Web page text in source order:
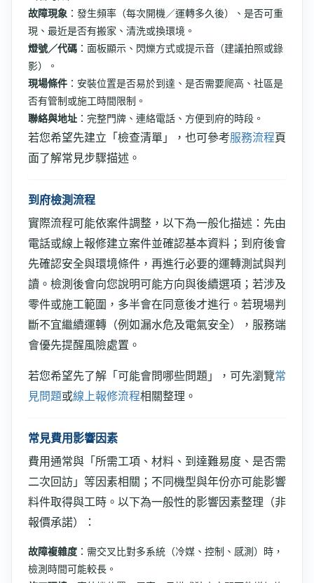
故障現象 ：發生頻率（每次開機／運轉多久後）、是否可重
現、最近是否有搬家、清洗或換環境。
燈號／代碼 ：面板顯示、閃爍方式或提示音（建議拍照或錄
影）。
現場條件 ：安裝位置是否易於到達、是否需要爬高、社區是
否有管制或施工時間限制。
聯絡與地址 ：完整門牌、連絡電話、方便到府的時段。
若您希望先建立「檢查清單」，也可參考服務流程頁
面了解常見步驟描述。
到府檢測流程
實際流程可能依案件調整，以下為一般化描述：先由
電話或線上報修建立案件並確認基本資料；到府後會
先確認安全與環境條件，再進行必要的運轉測試與判
讀。檢測後會向您說明可能方向與後續選項；若涉及
零件或施工範圍，多半會在同意後才進行。若現場判
斷不宜繼續運轉（例如漏水危及電氣安全），服務端
會優先提醒風險處置。
若您希望先了解「可能會問哪些問題」，可先瀏覽常
見問題或線上報修流程相關整理。
常見費用影響因素
費用通常與「所需工項、材料、到達難易度、是否需
二次回訪」等因素相關；不同機型與年份亦可能影響
料件取得與工時。以下為一般性的影響因素整理（非
報價承諾）：
故障複雜度 ：需交叉比對多系統（冷媒、控制、感測）時，
檢測時間可能較長。